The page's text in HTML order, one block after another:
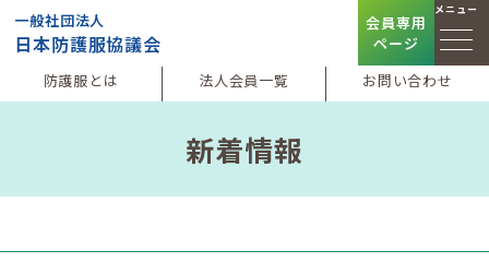
一般社団法人
日本防護服協議会
会員専用
ページ
メニュー
防護服とは 法人会員一覧 お問い合わせ
新着情報